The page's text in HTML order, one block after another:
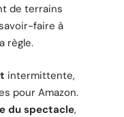
de terrains
faire à
règle.
intermittente,
pour Amazon.
du spectacle,